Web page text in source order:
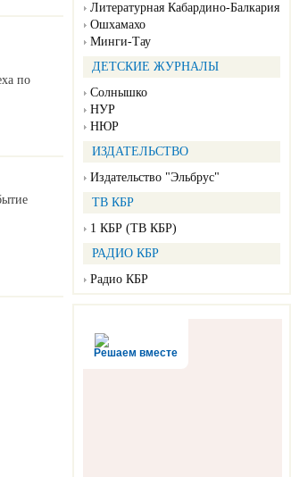
Литературная Кабардино-Балкария
Ошхамахо
Минги-Тау
ДЕТСКИЕ ЖУРНАЛЫ
Солнышко
НУР
НЮР
ИЗДАТЕЛЬСТВО
Издательство "Эльбрус"
ТВ КБР
1 КБР (ТВ КБР)
РАДИО КБР
Радио КБР
Решаем вместе
по